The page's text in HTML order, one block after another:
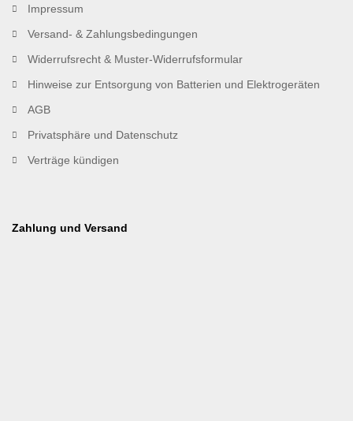
Impressum
Versand- & Zahlungsbedingungen
Widerrufsrecht & Muster-Widerrufsformular
Hinweise zur Entsorgung von Batterien und Elektrogeräten
AGB
Privatsphäre und Datenschutz
Verträge kündigen
Zahlung und Versand